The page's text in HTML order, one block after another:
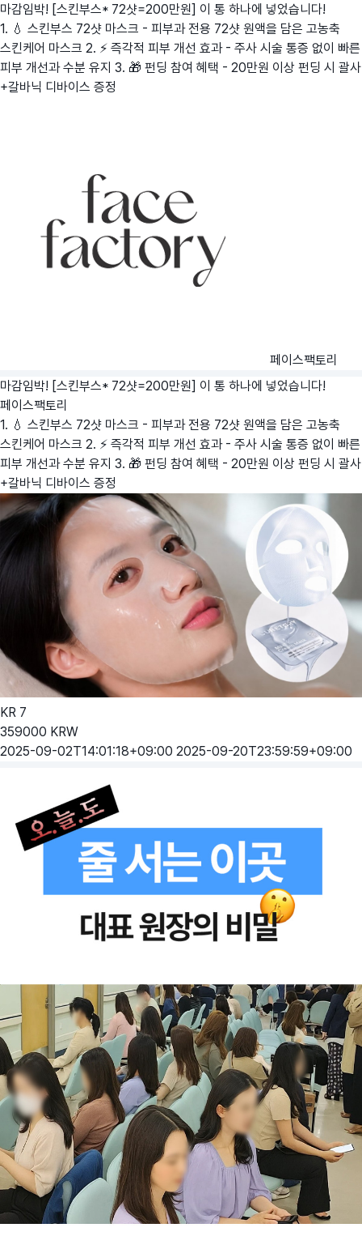
마감임박! [스킨부스* 72샷=200만원] 이 통 하나에 넣었습니다!
1. 💧 스킨부스 72샷 마스크 - 피부과 전용 72샷 원액을 담은 고농축
스킨케어 마스크 2. ⚡ 즉각적 피부 개선 효과 - 주사 시술 통증 없이 빠른
피부 개선과 수분 유지 3. 🎁 펀딩 참여 혜택 - 20만원 이상 펀딩 시 괄사
+갈바닉 디바이스 증정
페이스팩토리
마감임박! [스킨부스* 72샷=200만원] 이 통 하나에 넣었습니다!
페이스팩토리
1. 💧 스킨부스 72샷 마스크 - 피부과 전용 72샷 원액을 담은 고농축
스킨케어 마스크 2. ⚡ 즉각적 피부 개선 효과 - 주사 시술 통증 없이 빠른
피부 개선과 수분 유지 3. 🎁 펀딩 참여 혜택 - 20만원 이상 펀딩 시 괄사
+갈바닉 디바이스 증정
KR 7
359000 KRW
2025-09-02T14:01:18+09:00 2025-09-20T23:59:59+09:00